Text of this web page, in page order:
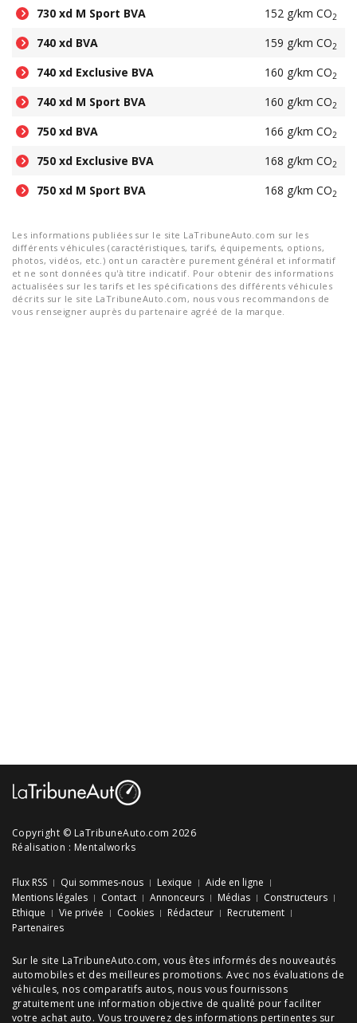
730 xd M Sport BVA 152 g/km CO2
740 xd BVA 159 g/km CO2
740 xd Exclusive BVA 160 g/km CO2
740 xd M Sport BVA 160 g/km CO2
750 xd BVA 166 g/km CO2
750 xd Exclusive BVA 168 g/km CO2
750 xd M Sport BVA 168 g/km CO2
Les informations publiées sur le site LaTribuneAuto.com sur les
différents véhicules (caractéristiques, tarifs, équipements, options,
photos, vidéos, etc.) ont un caractère purement général et informatif
et ne sont données qu'à titre indicatif. Pour obtenir des informations
actualisées sur les tarifs et les spécifications des différents véhicules
décrits sur le site LaTribuneAuto.com, nous vous recommandons de
vous renseigner auprès du partenaire agréé de la marque.
Copyright © LaTribuneAuto.com 2026
Réalisation : Mentalworks
Flux RSS Qui sommes-nous Lexique
Aide en ligne
Mentions légales
Contact Annonceurs Médias
Constructeurs
Ethique
Vie privée Cookies Rédacteur
Recrutement
Partenaires
Sur le site LaTribuneAuto.com, vous êtes informés des nouveautés
automobiles et des meilleures promotions. Avec nos évaluations de
véhicules, nos comparatifs autos, nous vous fournissons
gratuitement une information objective de qualité pour faciliter
votre achat auto. Vous trouverez des informations pertinentes sur